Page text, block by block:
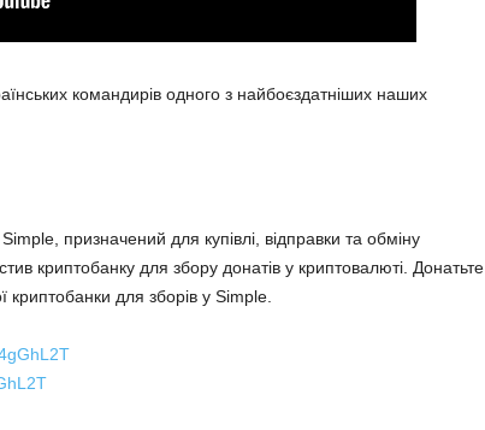
командирів одного з найбоєздатніших наших
призначений для купівлі, відправки та обміну
криптобанку для збору донатів у криптовалюті. Донатьте
криптобанки для зборів у Simple.